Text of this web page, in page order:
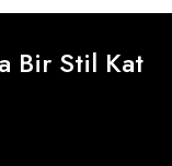
Bir Stil Kat